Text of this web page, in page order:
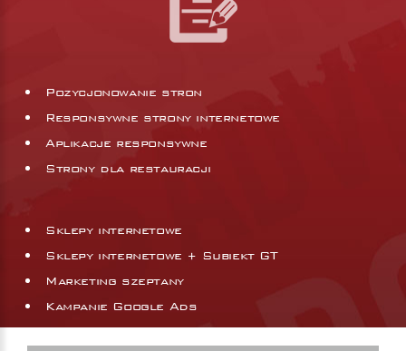
Pozycjonowanie stron
Responsywne strony internetowe
Aplikacje responsywne
Strony dla restauracji
Sklepy internetowe
Sklepy internetowe + Subiekt GT
Marketing szeptany
Kampanie Google Ads